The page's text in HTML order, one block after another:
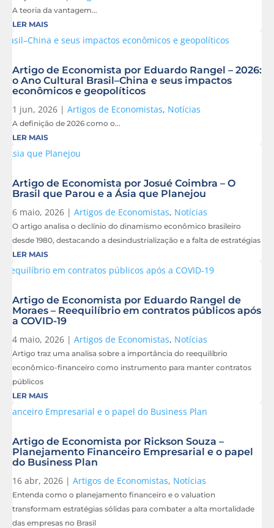
A teoria da vantagem...
LER MAIS
Artigo de Economista por Eduardo Rangel – 2026:
o Ano Cultural Brasil–China e seus impactos
econômicos e geopolíticos
1 jun, 2026 | Artigos de Economistas, Notícias
A definição de 2026 como o...
LER MAIS
Artigo de Economista por Josué Coimbra – O
Brasil que Parou e a Ásia que Planejou
6 maio, 2026 | Artigos de Economistas, Notícias
O artigo analisa o declínio do dinamismo econômico brasileiro
desde 1980, destacando a desindustrialização e a falta de estratégias
LER MAIS
Artigo de Economista por Eduardo Rangel de
Moraes – Reequilíbrio em contratos públicos após
a COVID-19
4 maio, 2026 | Artigos de Economistas, Notícias
Artigo traz uma analisa sobre a importância do reequilíbrio
econômico-financeiro como instrumento para manter contratos
públicos
LER MAIS
Artigo de Economista por Rickson Souza –
Planejamento Financeiro Empresarial e o papel
do Business Plan
16 abr, 2026 | Artigos de Economistas, Notícias
Entenda como o planejamento financeiro e o valuation
transformam estratégias sólidas para combater a alta mortalidade
das empresas no Brasil